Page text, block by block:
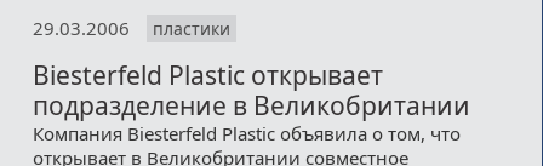
Подписка
Пользовательское соглашение
29.03.2006 пластики
Biesterfeld Plastic открывает
подразделение в Великобритании
Компания Biesterfeld Plastic объявила о том, что
открывает в Великобритании совместное